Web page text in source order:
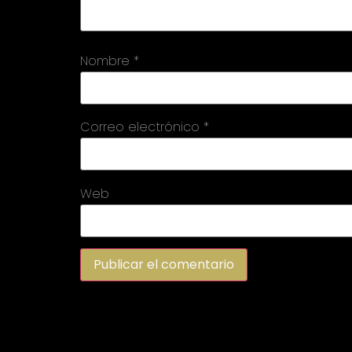
Nombre *
Correo electrónico *
Web